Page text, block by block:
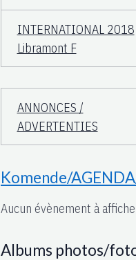
INTERNATIONAL 2018
Libramont F
ANNONCES /
ADVERTENTIES
Komende/
Aucun évènement à
Albums photos/